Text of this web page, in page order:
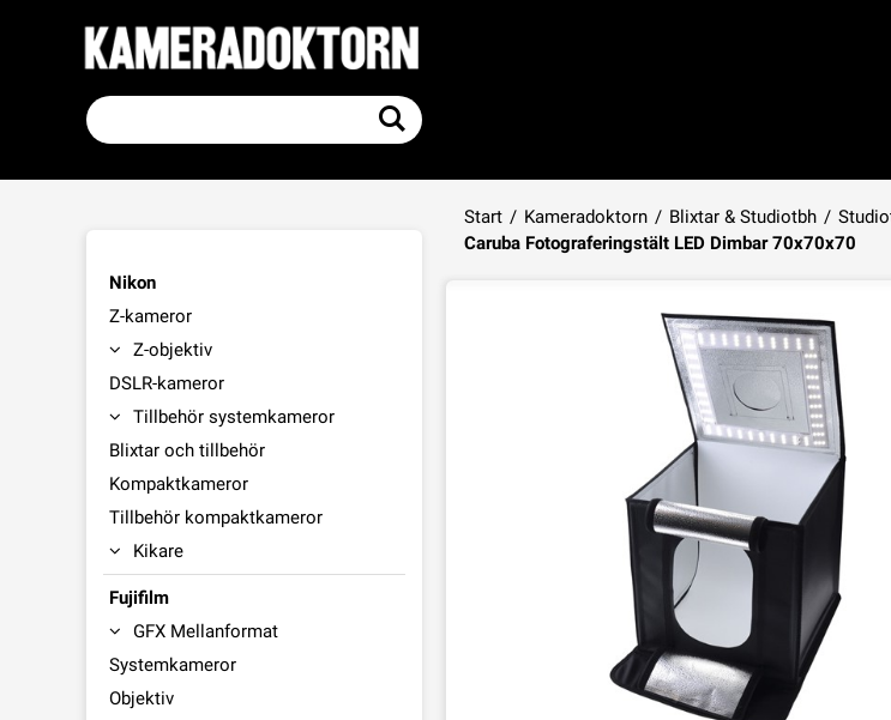
Start / Kameradoktorn / Blixtar & Studiotbh /
Caruba Fotograferingstält LED Dimbar 70x70x70
Nikon
Z-kameror
Z-objektiv
DSLR-kameror
Tillbehör systemkameror
Blixtar och tillbehör
Kompaktkameror
Tillbehör kompaktkameror
Kikare
Fujifilm
GFX Mellanformat
Systemkameror
Objektiv